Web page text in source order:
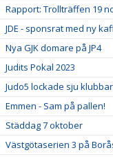
Rapport: Trollträffen 19
JDE - sponsrat med ny
Nya GJK domare på JP4
Judits Pokal 2023
Judo5 lockade sju
Emmen - Sam på pallen!
Städdag 7 oktober
Västgötaserien 3 på